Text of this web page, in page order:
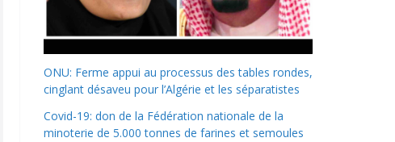
ONU: Ferme appui au processus des tables rondes,
cinglant désaveu pour l’Algérie et les séparatistes
Covid-19: don de la Fédération nationale de la
minoterie de 5.000 tonnes de farines et semoules